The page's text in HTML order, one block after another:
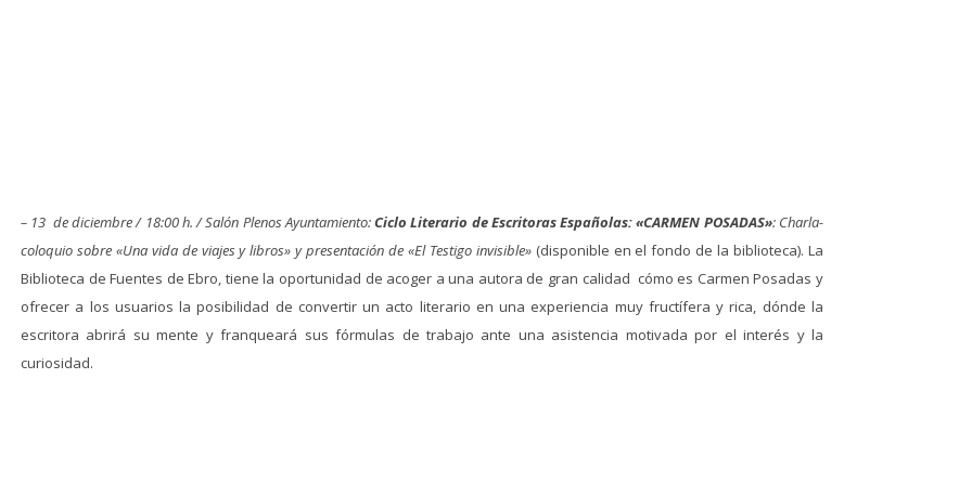
– 13 de diciembre / 18:00 h. / Salón Plenos Ayuntamiento:Ciclo Literario de Escritoras Españolas:«CARMEN POSADAS»: Charla-
coloquio sobre «Una vida de viajes y libros» y presentación de «El Testigo invisible» (disponible en el fondo de la biblioteca). La
Biblioteca de Fuentes de Ebro, tiene la oportunidad de acoger a una autora de gran calidad cómo es Carmen Posadas y
ofrecer a los usuarios la posibilidad de convertir un acto literario en una experiencia muy fructífera y rica, dónde la
escritora abrirá su mente y franqueará sus fórmulas de trabajo ante una asistencia motivada por el interés y la
curiosidad.